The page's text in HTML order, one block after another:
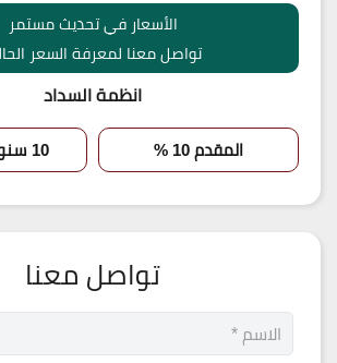
الأسعار في تحديث مستمر
تواصل معنا لمعرفة السعر
انظمة السداد
المقدم 10 % 10 سنوات تقسيط
تواصل معنا